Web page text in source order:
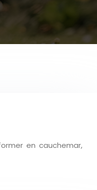
en cauchemar,